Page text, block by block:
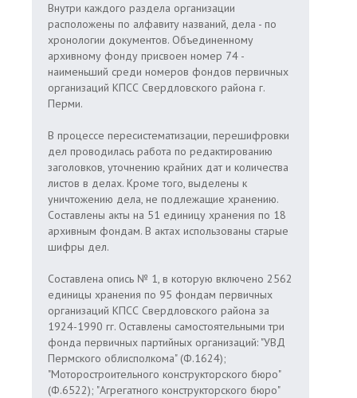
Внутри каждого раздела организации
расположены по алфавиту названий, дела - по
хронологии документов. Объединенному
архивному фонду присвоен номер 74 -
наименьший среди номеров фондов первичных
организаций КПСС Свердловского района г.
Перми.
В процессе пересистематизации, перешифровки
дел проводилась работа по редактированию
заголовков, уточнению крайних дат и количества
листов в делах. Кроме того, выделены к
уничтожению дела, не подлежащие хранению.
Составлены акты на 51 единицу хранения по 18
архивным фондам. В актах использованы старые
шифры дел.
Составлена опись № 1, в которую включено 2562
единицы хранения по 95 фондам первичных
организаций КПСС Свердловского района за
1924-1990 гг. Оставлены самостоятельными три
фонда первичных партийных организаций: "УВД
Пермского облисполкома" (Ф.1624);
"Моторостроительного конструкторского бюро"
(Ф.6522); "Агрегатного конструкторского бюро"